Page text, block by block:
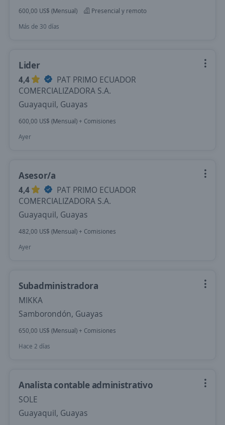
600,00 US$ (Mensual)
Presencial y remoto
Más de 30 días
Lider
4,4
PAT PRIMO ECUADOR
COMERCIALIZADORA S.A.
Guayaquil, Guayas
600,00 US$ (Mensual) + Comisiones
Ayer
Asesor/a
4,4
PAT PRIMO ECUADOR
COMERCIALIZADORA S.A.
Guayaquil, Guayas
482,00 US$ (Mensual) + Comisiones
Ayer
Subadministradora
MIKKA
Samborondón, Guayas
650,00 US$ (Mensual) + Comisiones
Hace 2 días
Analista contable administrativo
SOLE
Guayaquil, Guayas